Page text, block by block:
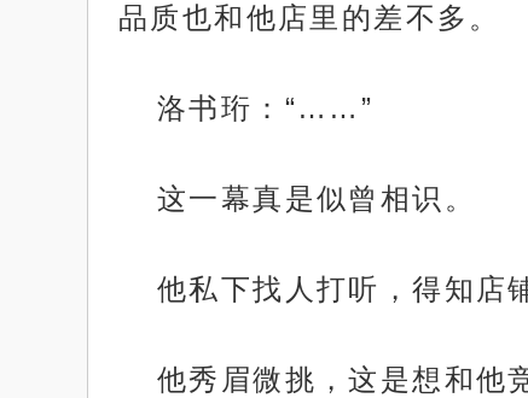
品质也和他店里的差不多。
洛书珩：“……”
这一幕真是似曾相识。
他私下找人打听，得知店
他秀眉微挑，这是想和他